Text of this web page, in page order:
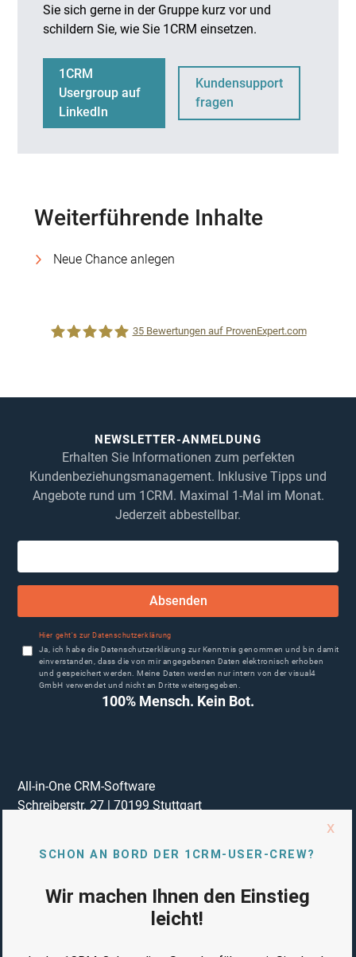
Sie sich gerne in der Gruppe kurz vor und
schildern Sie, wie Sie 1CRM einsetzen.
1CRM
Usergroup auf
LinkedIn
Kundensupport
fragen
Weiterführende Inhalte
Neue Chance anlegen
35Bewertungen auf ProvenExpert.com
NEWSLETTER-ANMELDUNG
Erhalten Sie Informationen zum perfekten
Kundenbeziehungsmanagement. Inklusive Tipps und
Angebote rund um 1CRM. Maximal 1-Mal im Monat.
Jederzeit abbestellbar.
Absenden
Hier geht's zur Datenschutzerklärung
Ja, ich habe die Datenschutzerklärung zur Kenntnis genommen und bin damit
einverstanden, dass die von mir angegebenen Daten elektronisch erhoben
und gespeichert werden. Meine Daten werden nur intern von der visual4
GmbH verwendet und nicht an Dritte weitergegeben.
100% Mensch. Kein Bot.
All-in-One CRM-Software
Schreiberstr. 27 |70199 Stuttgart
Impressum